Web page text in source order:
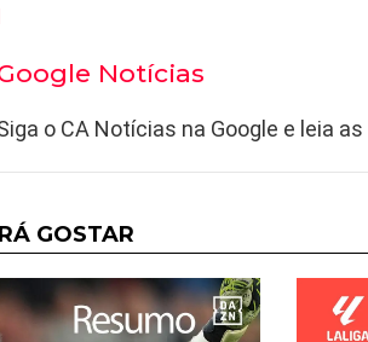
Notícias
o CA Notícias na Google e leia
GOSTAR